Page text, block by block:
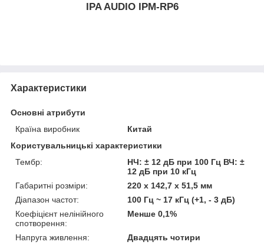
IPA AUDIO IPM-RP6
Характеристики
Основні атрибути
Країна виробник
Китай
Користувальницькі характеристики
Тембр:
НЧ: ± 12 дБ при 100 Гц ВЧ: ±
12 дБ при 10 кГц
Габаритні розміри:
220 х 142,7 х 51,5 мм
Діапазон частот:
100 Гц ~ 17 кГц (+1, - 3 дБ)
Коефіцієнт нелінійного
спотворення:
Менше 0,1%
Напруга живлення:
Двадцять чотири